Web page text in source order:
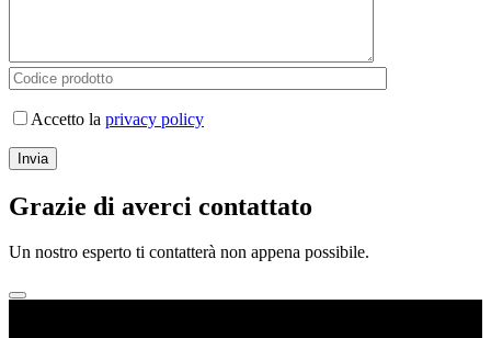
Accetto la privacy policy
Grazie di averci contattato
Un nostro esperto ti contatterà non appena possibile.